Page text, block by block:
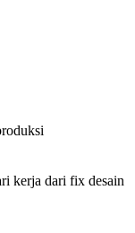
kerja dari fix desain